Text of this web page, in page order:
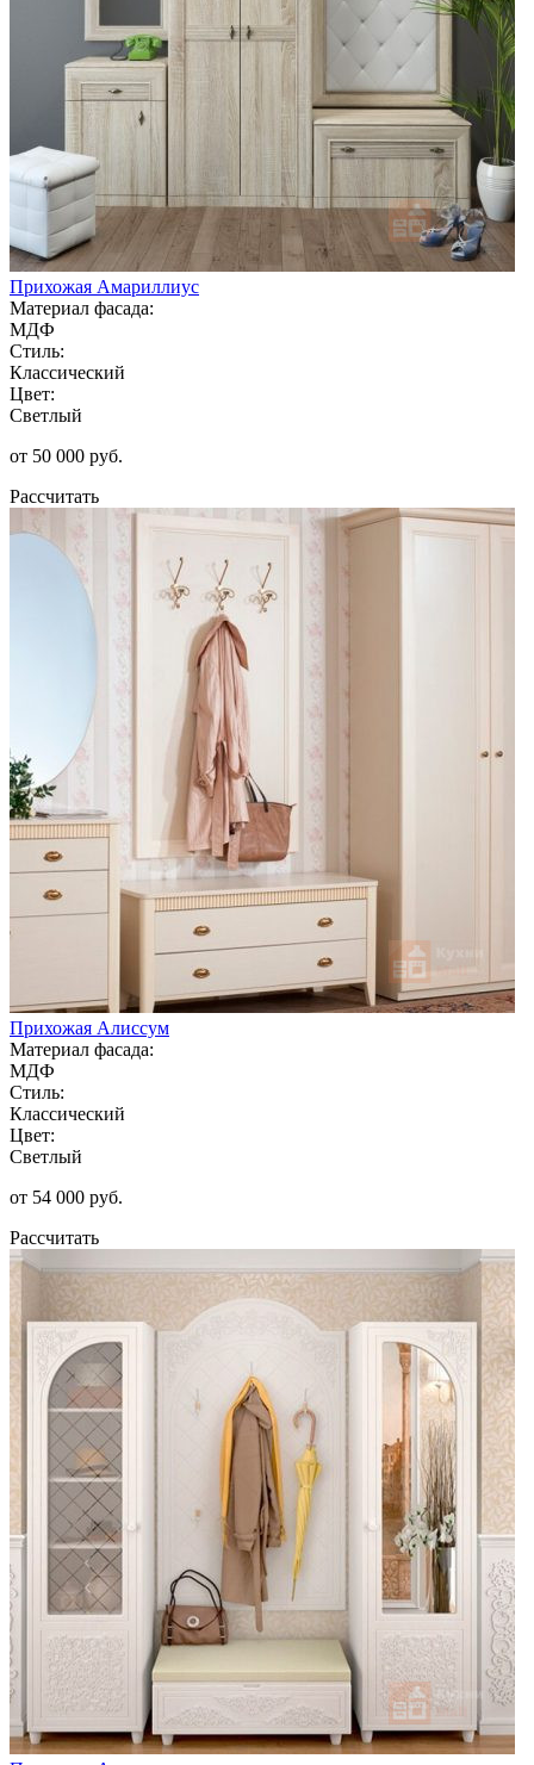
Прихожая Амариллиус
Материал фасада:
МДФ
Стиль:
Классический
Цвет:
Светлый
от 50 000 руб.
Рассчитать
Прихожая Алиссум
Материал фасада:
МДФ
Стиль:
Классический
Цвет:
Светлый
от 54 000 руб.
Рассчитать